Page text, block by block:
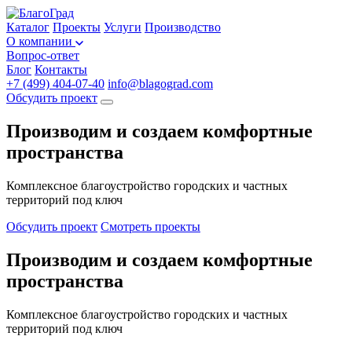
Каталог Проекты Услуги Производство
О компании
Вопрос-ответ
Блог Контакты
+7 (499) 404-07-40 info@blagograd.com
Обсудить проект
Производим и создаем комфортные
пространства
Комплексное благоустройство городских и частных
территорий под ключ
Обсудить проект Смотреть проекты
Производим и создаем комфортные
пространства
Комплексное благоустройство городских и частных
территорий под ключ